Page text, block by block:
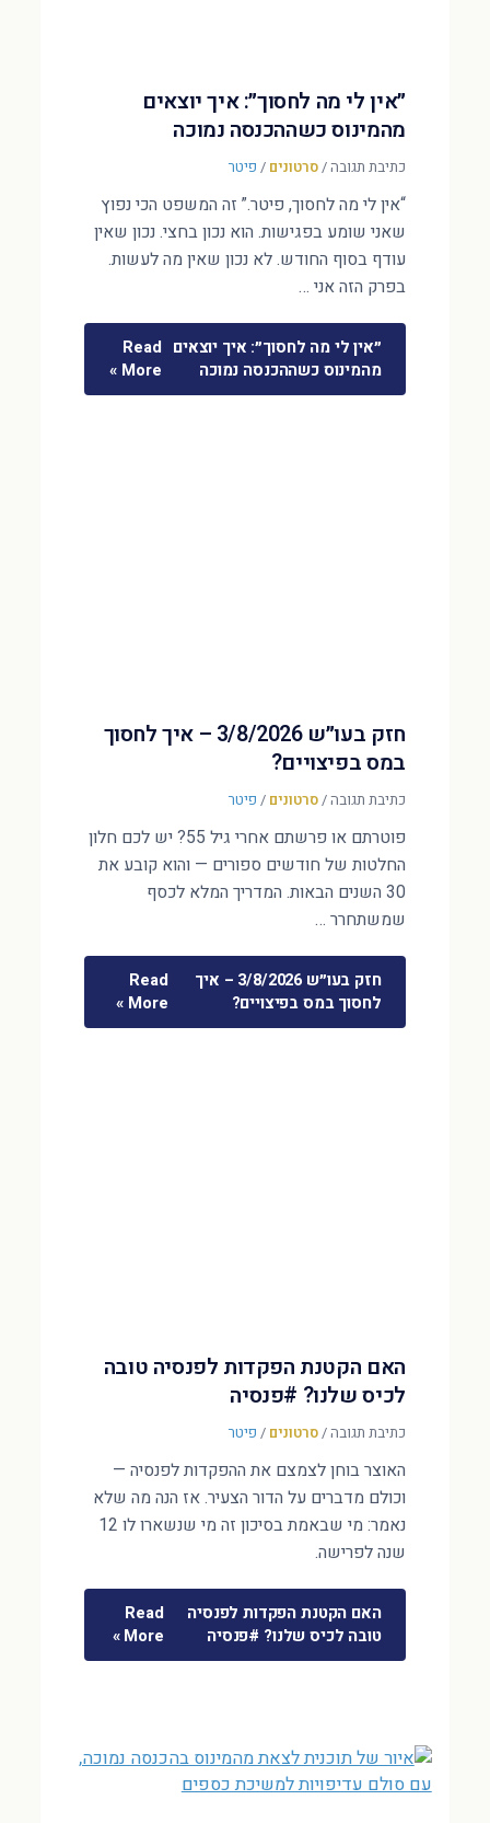
״אין לי מה לחסוך״: איך יוצאים
מהמינוס כשההכנסה נמוכה
כתיבת תגובה/סרטונים / פיטר
“אין לי מה לחסוך, פיטר.” זה המשפט הכי נפוץ
שאני שומע בפגישות. הוא נכון בחצי. נכון שאין
עודף בסוף החודש. לא נכון שאין מה לעשות.
בפרק הזה אני …
״אין לי מה לחסוך״: איך יוצאים
מהמינוס כשההכנסה נמוכה
Read
More »
חזק בעו״ש 3/8/2026 – איך לחסוך
במס בפיצויים?
כתיבת תגובה/סרטונים / פיטר
פוטרתם או פרשתם אחרי גיל 55? יש לכם חלון
החלטות של חודשים ספורים — והוא קובע את
30 השנים הבאות. המדריך המלא לכסף
שמשתחרר …
חזק בעו״ש 3/8/2026 – איך
לחסוך במס בפיצויים?
Read
More »
האם הקטנת הפקדות לפנסיה טובה
לכיס שלנו? #פנסיה
כתיבת תגובה/סרטונים / פיטר
האוצר בוחן לצמצם את ההפקדות לפנסיה —
וכולם מדברים על הדור הצעיר. אז הנה מה שלא
נאמר: מי שבאמת בסיכון זה מי שנשארו לו 12
שנה לפרישה.
האם הקטנת הפקדות לפנסיה
טובה לכיס שלנו? #פנסיה
Read
More »